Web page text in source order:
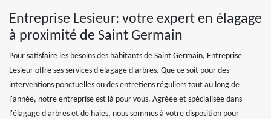
Entreprise Lesieur: votre expert en élagage
à proximité de Saint Germain
Pour satisfaire les besoins des habitants de Saint Germain, Entreprise
Lesieur offre ses services d'élagage d'arbres. Que ce soit pour des
interventions ponctuelles ou des entretiens réguliers tout au long de
l'année, notre entreprise est là pour vous. Agréée et spécialisée dans
l'élagage d'arbres et de haies, nous sommes à votre disposition pour